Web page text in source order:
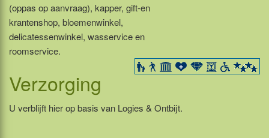
(oppas op aanvraag), kapper, gift-en
krantenshop, bloemenwinkel,
delicatessenwinkel, wasservice en
roomservice.
Verzorging
U verblijft hier op basis van Logies & Ontbijt.